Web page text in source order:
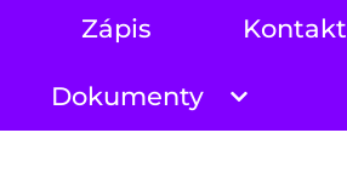
Zápis Kontakt
Dokumenty